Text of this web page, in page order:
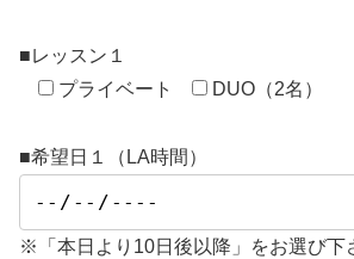
■レッスン１
プライベート
DUO（2名）
■希望日１（LA時間）
※「本日より10日後以降」をお選び下